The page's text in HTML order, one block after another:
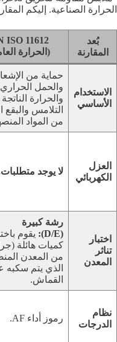
الحرارة الصناعية. إليكم
بُعد
المقارنة
ISO 11612
(الحرارة
الاستخدام
الأساسي
حماية من
والحمل الحراري
والحرارة
التلامس والبقع
من المواد
العزل
الكهربائي
لا يوجد
اختبار
تناثر
المعدن
رشة كبيرة
(D/E):
يقوم
كميات هائلة
من المعدن
الذي يتم سكبه
القماش.
نظام
الدرجات
رموز أداء AF.